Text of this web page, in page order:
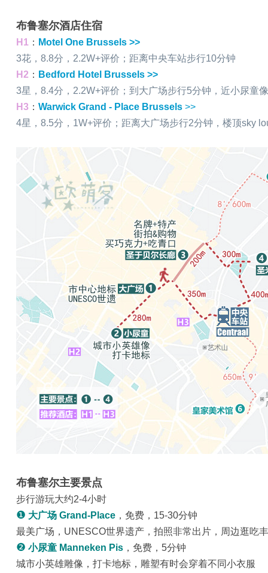
布鲁塞尔酒店住宿
H1 ： Motel One Brussels >>
3花，8.8分，2.2W+评价；距离中央车站步行10分钟
H2 ： Bedford Hotel Brussels >>
3星，8.4分，2.2W+评价；到大广场步行5分钟，近小尿童像
H3 ： Warwick Grand - Place Brussels >>
4星，8.5分，1W+评价；距离大广场步行2分钟，楼顶sky
布鲁塞尔主要景点
步行游玩大约2-4小时
❶ 大广场 Grand-Place ，免费，15-30分钟
最美广场，UNESCO世界遗产，拍照非常出片，周边逛吃
❷ 小尿童 Manneken Pis ，免费，5分钟
城市小英雄雕像，打卡地标，雕塑有时会穿着不同小衣服